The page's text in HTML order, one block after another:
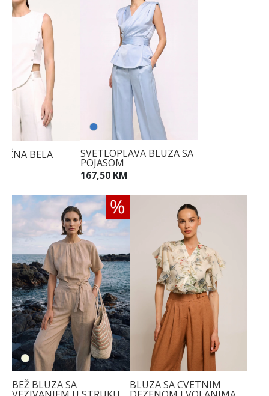
BELA
SVETLOPLAVA BLUZA SA
POJASOM
167,50 KM
BEŽ BLUZA SA BLUZA SA CVETNIM